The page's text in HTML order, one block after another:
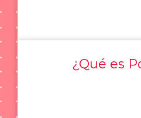
¿Qué es